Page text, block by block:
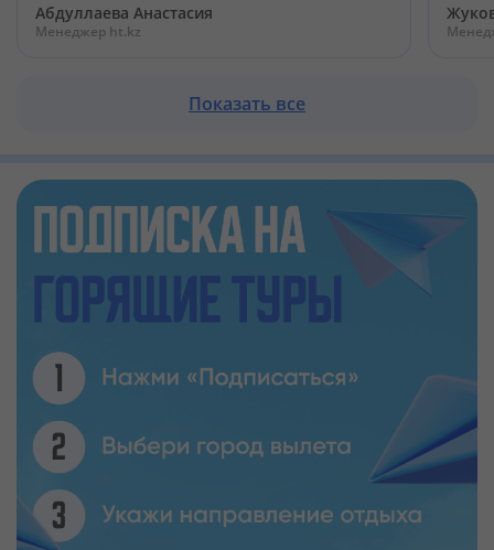
Абдуллаева Анастасия
Менеджер ht.kz
Показать все